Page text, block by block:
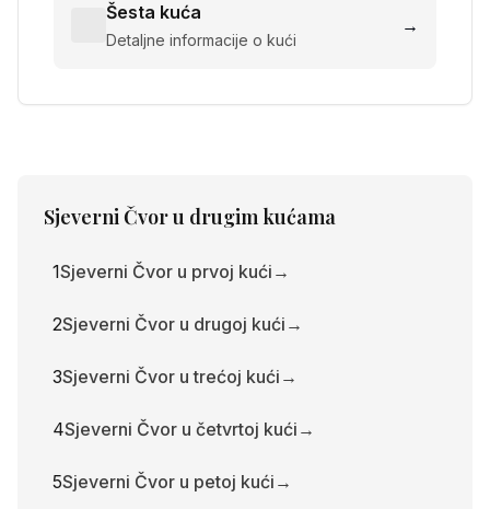
Šesta kuća
Detaljne informacije o kući
→
Sjeverni Čvoru drugim kućama
1Sjeverni Čvor u prvoj kući →
2Sjeverni Čvor u drugoj kući →
3Sjeverni Čvor u trećoj kući →
4Sjeverni Čvor u četvrtoj kući →
5Sjeverni Čvor u petoj kući →